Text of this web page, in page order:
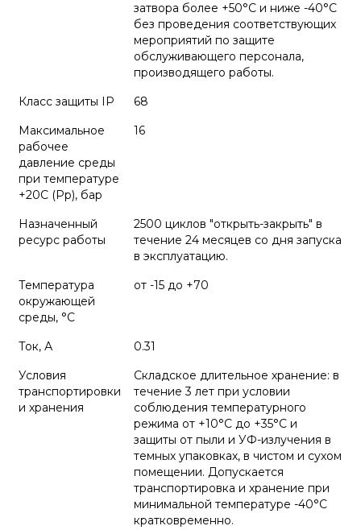
затвора более +50°С и ниже -40°С
без проведения соответствующих
мероприятий по защите
обслуживающего персонала,
производящего работы.
Класс защиты IP
68
Максимальное
рабочее
давление среды
при температуре
+20С (Рр), бар
16
Назначенный
ресурс работы
2500 циклов "открыть-закрыть" в
течение 24 месяцев со дня запуска
в эксплуатацию.
Температура
окружающей
среды, °С
от -15 до +70
Ток, А
0.31
Условия
транспортировки
и хранения
Складское длительное хранение: в
течение 3 лет при условии
соблюдения температурного
режима от +10°С до +35°С и
защиты от пыли и УФ-излучения в
темных упаковках, в чистом и сухом
помещении. Допускается
транспортировка и хранение при
минимальной температуре -40°С
кратковременно.